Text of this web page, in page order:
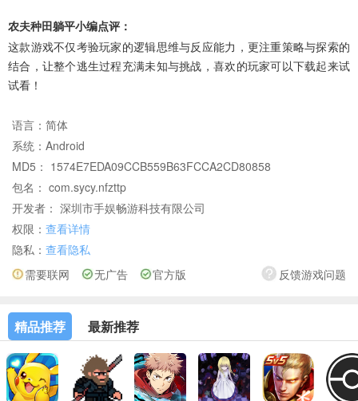
农夫种田躺平小编点评：
这款游戏不仅考验玩家的逻辑思维与反应能力，更注重策略与探索的
结合，让整个逃生过程充满未知与挑战，喜欢的玩家可以下载起来试
试看！
语言： 简体
系统： Android
MD5： 1574E7EDA09CCB559B63FCCA2CD80858
包名： com.sycy.nfzttp
开发者： 深圳市手娱畅游科技有限公司
权限： 查看详情
隐私： 查看隐私
反馈游戏问题
需要联网 无广告 官方版
精品推荐 最新推荐